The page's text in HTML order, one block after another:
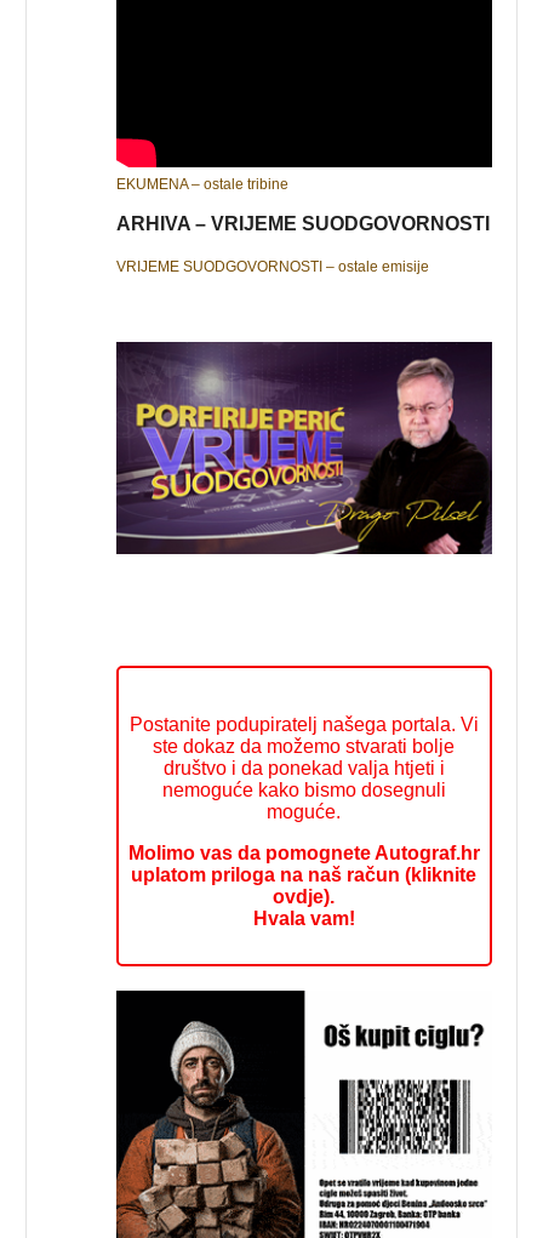
EKUMENA – ostale tribine
ARHIVA – VRIJEME SUODGOVORNOSTI
VRIJEME SUODGOVORNOSTI – ostale emisije
Postanite podupiratelj našega portala. Vi
ste dokaz da možemo stvarati bolje
društvo i da ponekad valja htjeti i
nemoguće kako bismo dosegnuli
moguće.
Molimo vas da pomognete Autograf.hr
uplatom priloga na naš račun (kliknite
ovdje).
Hvala vam!